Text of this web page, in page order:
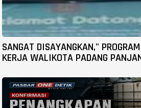
SANGAT DISAYANGKAN,"
KERJA WALIKOTA PADANG